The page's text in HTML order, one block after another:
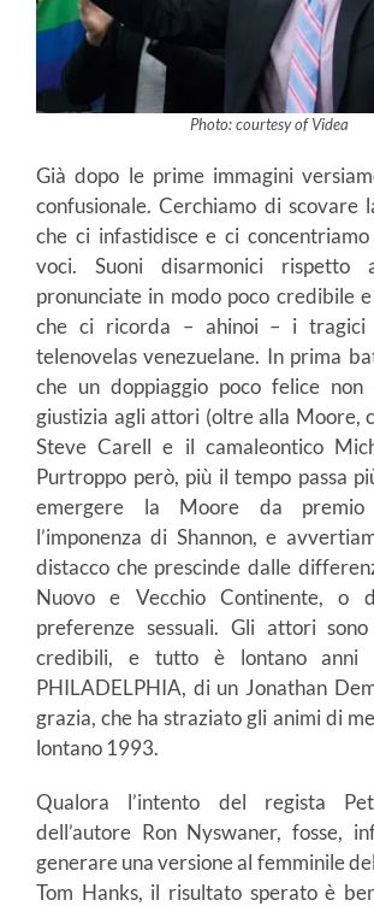
Photo: courtesy of Videa
Già dopo le prime immagini
confusionale. Cerchiamo di scovare
che ci infastidisce e ci
voci. Suoni disarmonici
pronunciate in modo poco credibile
che ci ricorda – ahinoi – i tragici
telenovelas venezuelane. In prima
che un doppiaggio poco felice non
giustizia agli attori (oltre alla Moore,
Steve Carell e il camaleontico
Purtroppo però, più il tempo passa
emergere la Moore da
l’imponenza di Shannon, e
distacco che prescinde dalle
Nuovo e Vecchio Continente, o
preferenze sessuali. Gli attori
credibili, e tutto è lontano anni
PHILADELPHIA, di un Jonathan
grazia, che ha straziato gli animi di
lontano 1993.
Qualora l’intento del regista
dell’autore Ron Nyswaner, fosse,
generare una versione al femminile
Tom Hanks, il risultato sperato è